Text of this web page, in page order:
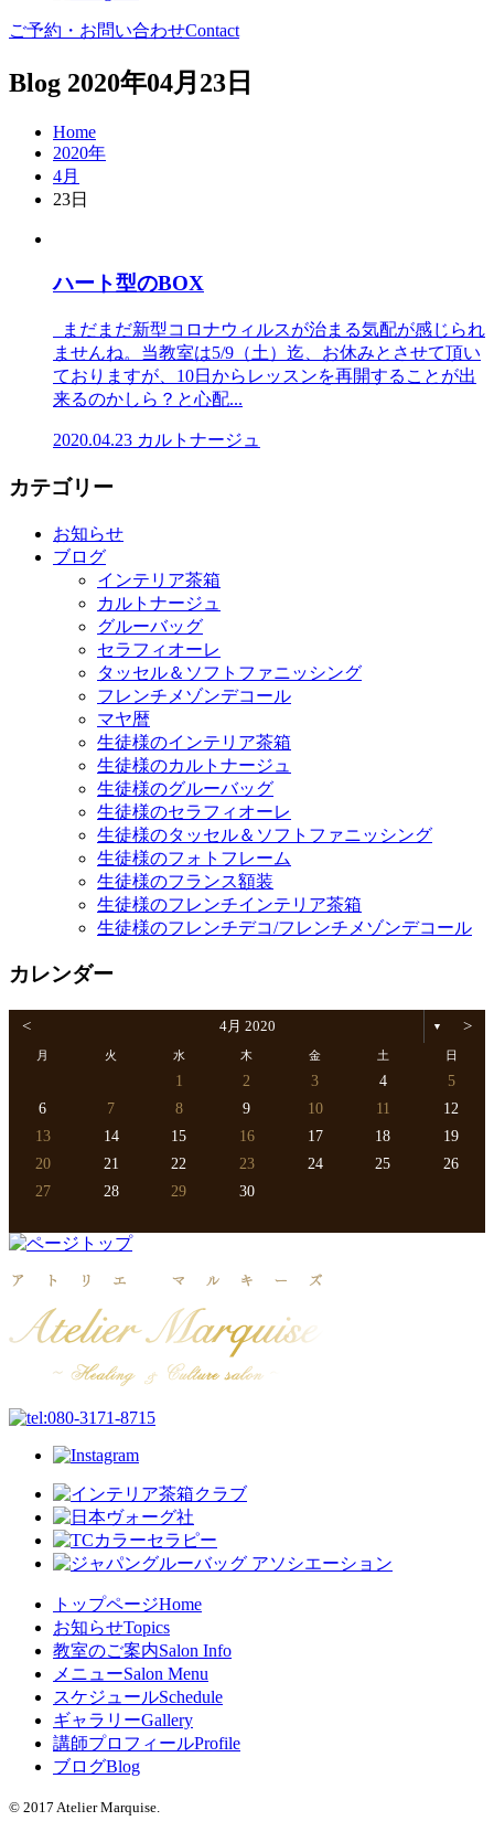
ご予約・お問い合わせContact
Blog 2020年04月23日
Home
2020年
4月
23日
ハート型のBOX
まだまだ新型コロナウィルスが治まる気配が感じられ
ませんね。当教室は5/9（土）迄、お休みとさせて頂い
ておりますが、10日からレッスンを再開することが出
来るのかしら？と心配...
2020.04.23 カルトナージュ
カテゴリー
お知らせ
ブログ
インテリア茶箱
カルトナージュ
グルーバッグ
セラフィオーレ
タッセル＆ソフトファニッシング
フレンチメゾンデコール
マヤ暦
生徒様のインテリア茶箱
生徒様のカルトナージュ
生徒様のグルーバッグ
生徒様のセラフィオーレ
生徒様のタッセル＆ソフトファニッシング
生徒様のフォトフレーム
生徒様のフランス額装
生徒様のフレンチインテリア茶箱
生徒様のフレンチデコ/フレンチメゾンデコール
カレンダー
< 4月 2020 ▼ >
月 火 水 木 金 土 日
1 2 3 4
5
6
7 8 9 10 11
12
13
14 15 16 17 18
19
20
21 22 23 24 25
26
27
28 29 30
トップページHome
お知らせTopics
教室のご案内Salon Info
メニューSalon Menu
スケジュールSchedule
ギャラリーGallery
講師プロフィールProfile
ブログBlog
© 2017 Atelier Marquise.